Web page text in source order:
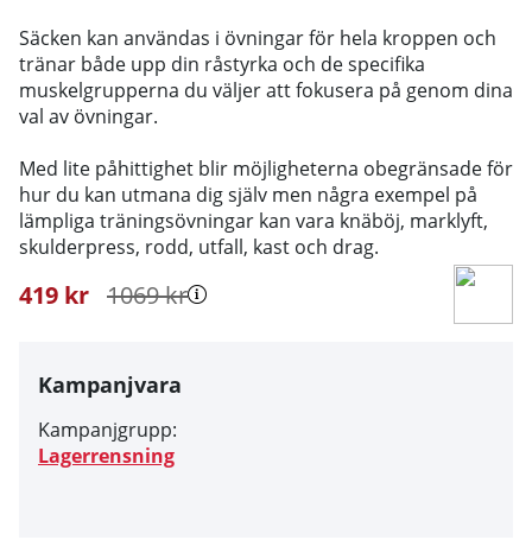
Säcken kan användas i övningar för hela kroppen och
tränar både upp din råstyrka och de specifika
muskelgrupperna du väljer att fokusera på genom dina
val av övningar.
Med lite påhittighet blir möjligheterna obegränsade för
hur du kan utmana dig själv men några exempel på
lämpliga träningsövningar kan vara knäböj, marklyft,
skulderpress, rodd, utfall, kast och drag.
1069kr
419 kr
Kampanjvara
Kampanjgrupp:
Lagerrensning